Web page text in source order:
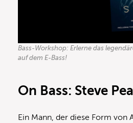
Bass-Workshop: Erlerne das
auf dem E-Bass!
On Bass: Steve
Ein Mann, der diese Form von